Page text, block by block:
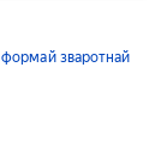
формай зваротнай